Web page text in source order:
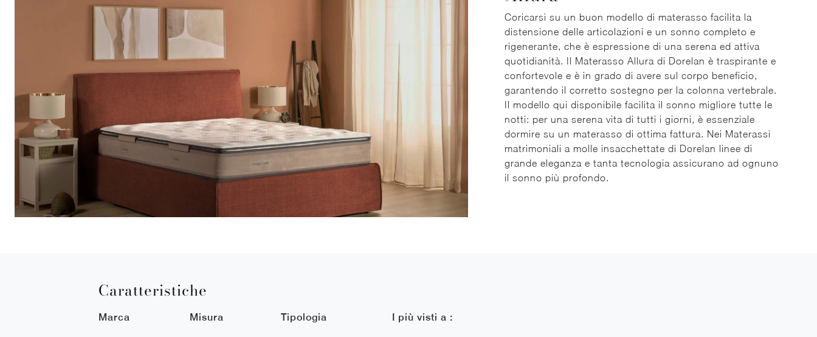
Coricarsi su un buon modello di materasso facilita la
distensione delle articolazioni e un sonno completo e
rigenerante, che è espressione di una serena ed attiva
quotidianità. Il Materasso Allura di Dorelan è traspirante e
confortevole e è in grado di avere sul corpo beneficio,
garantendo il corretto sostegno per la colonna vertebrale.
Il modello qui disponibile facilita il sonno migliore tutte le
notti: per una serena vita di tutti i giorni, è essenziale
dormire su un materasso di ottima fattura. Nei Materassi
matrimoniali a molle insacchettate di Dorelan linee di
grande eleganza e tanta tecnologia assicurano ad ognuno
il sonno più profondo.
Caratteristiche
Marca Misura Tipologia I più visti a :